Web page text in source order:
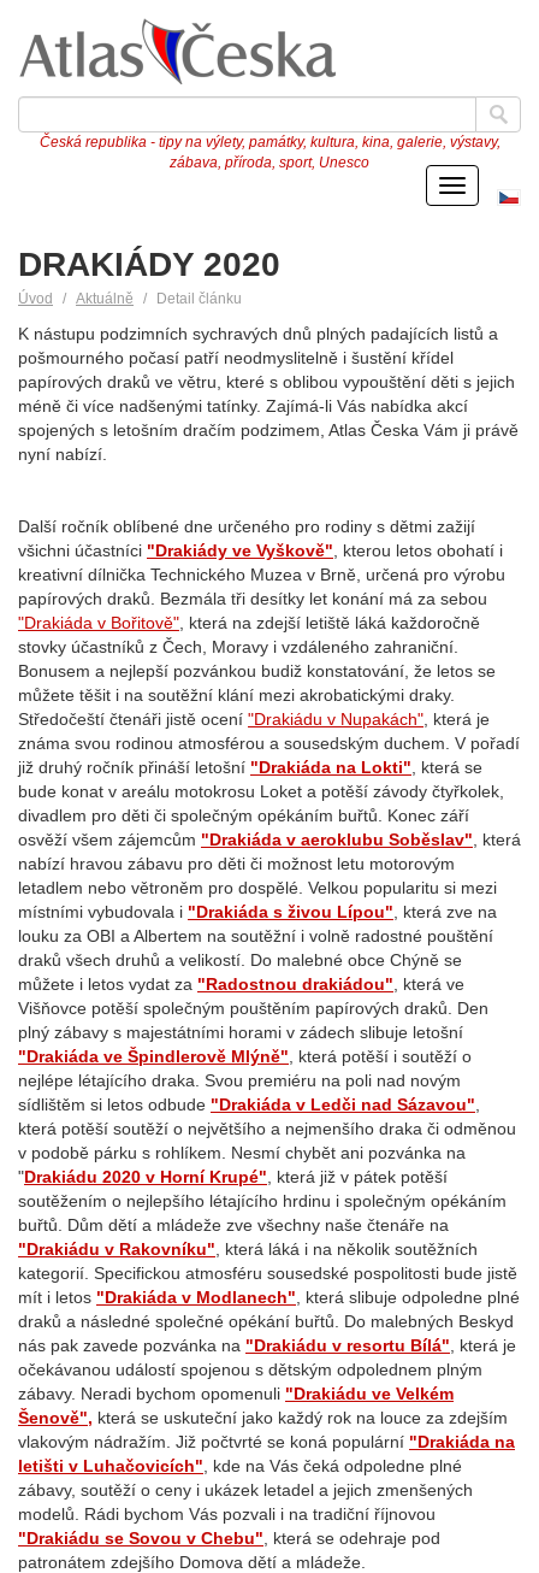
Česká republika - tipy na výlety, památky, kultura, kina, galerie, výstavy,
zábava, příroda, sport, Unesco
Menu
DRAKIÁDY 2020
Úvod Aktuálně Detail článku
K nástupu podzimních sychravých dnů plných padajících listů a
pošmourného počasí patří neodmyslitelně i šustění křídel
papírových draků ve větru, které s oblibou vypouštění děti s jejich
méně či více nadšenými tatínky. Zajímá-li Vás nabídka akcí
spojených s letošním dračím podzimem, Atlas Česka Vám ji právě
nyní nabízí.
Další ročník oblíbené dne určeného pro rodiny s dětmi zažijí
všichni účastníci "Drakiády ve Vyškově" , kterou letos obohatí i
kreativní dílnička Technického Muzea v Brně, určená pro výrobu
papírových draků. Bezmála tři desítky let konání má za sebou
"Drakiáda v Bořitově" , která na zdejší letiště láká každoročně
stovky účastníků z Čech, Moravy i vzdáleného zahraniční.
Bonusem a nejlepší pozvánkou budiž konstatování, že letos se
můžete těšit i na soutěžní klání mezi akrobatickými draky.
Středočeští čtenáři jistě ocení "Drakiádu v Nupakách" , která je
známa svou rodinou atmosférou a sousedským duchem. V pořadí
již druhý ročník přináší letošní "Drakiáda na Lokti" , která se
bude konat v areálu motokrosu Loket a potěší závody čtyřkolek,
divadlem pro děti či společným opékáním buřtů. Konec září
osvěží všem zájemcům "Drakiáda v aeroklubu Soběslav" , která
nabízí hravou zábavu pro děti či možnost letu motorovým
letadlem nebo větroněm pro dospělé. Velkou popularitu si mezi
místními vybudovala i "Drakiáda s živou Lípou" , která zve na
louku za OBI a Albertem na soutěžní i volně radostné pouštění
draků všech druhů a velikostí. Do malebné obce Chýně se
můžete i letos vydat za "Radostnou drakiádou" , která ve
Višňovce potěší společným pouštěním papírových draků. Den
plný zábavy s majestátními horami v zádech slibuje letošní
"Drakiáda ve Špindlerově Mlýně" , která potěší i soutěží o
nejlépe létajícího draka. Svou premiéru na poli nad novým
sídlištěm si letos odbude "Drakiáda v Ledči nad Sázavou"
která potěší soutěží o největšího a nejmenšího draka či odměnou
v podobě párku s rohlíkem. Nesmí chybět ani pozvánka na
"Drakiádu 2020 v Horní Krupé" , která již v pátek potěší
soutěžením o nejlepšího létajícího hrdinu i společným opékáním
buřtů. Dům dětí a mládeže zve všechny naše čtenáře na
"Drakiádu v Rakovníku" , která láká i na několik soutěžních
kategorií. Specifickou atmosféru sousedské pospolitosti bude jistě
mít i letos "Drakiáda v Modlanech" , která slibuje odpoledne plné
draků a následné společné opékání buřtů. Do malebných Beskyd
nás pak zavede pozvánka na "Drakiádu v resortu Bílá" , která je
očekávanou událostí spojenou s dětským odpolednem plným
zábavy. Neradi bychom opomenuli "Drakiádu ve Velkém
Šenově", která se uskuteční jako každý rok na louce za zdejším
vlakovým nádražím. Již počtvrté se koná populární "Drakiáda na
letišti v Luhačovicích" , kde na Vás čeká odpoledne plné
zábavy, soutěží o ceny i ukázek letadel a jejich zmenšených
modelů. Rádi bychom Vás pozvali i na tradiční říjnovou
"Drakiádu se Sovou v Chebu" , která se odehraje pod
patronátem zdejšího Domova dětí a mládeže.